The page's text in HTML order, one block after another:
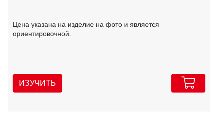
Цена указана на изделие на фото и является
ориентировочной.
ИЗУЧИТЬ